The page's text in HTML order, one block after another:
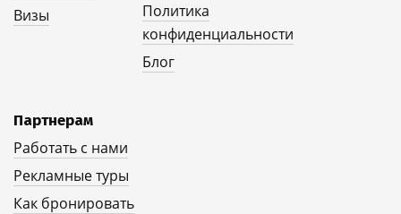
Визы
Политика
конфиденциальности
Блог
Партнерам
Работать с нами
Рекламные туры
Как бронировать